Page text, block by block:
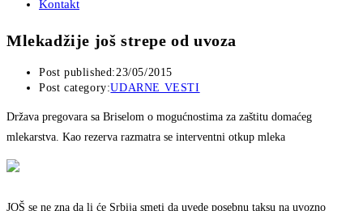
Kontakt
Mlekadžije još strepe od uvoza
Post published:23/05/2015
Post category:UDARNE VESTI
Država pregovara sa Briselom o mogućnostima za zaštitu domaćeg
mlekarstva. Kao rezerva razmatra se interventni otkup mleka
JOŠ se ne zna da li će Srbija smeti da uvede posebnu taksu na uvozno